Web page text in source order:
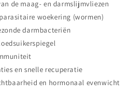
de maag- en darmslijmvliezen
woekering (wormen)
darmbacteriën
en snelle recuperatie
en hormonaal evenwicht